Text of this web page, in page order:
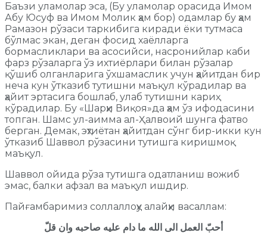
Баъзи уламолар эса, (Бу уламолар орасида Имом
Абу Юсуф ва Имом Молик ҳам бор) одамлар бу ҳам
Рамазон рўзаси таркибига киради ёки тутмаса
бўлмас экан, деган фосид хаёлларга
бормасликлари ва асосийси, насронийлар каби
фарз рўзаларга ўз ихтиёрлари билан рўзалар
қўшиб олганларига ўхшамаслик учун ҳайитдан бир
неча кун ўтказиб тутишни маъқул кўрадилар ва
ҳайит эртасига бошлаб, улаб тутишни кариҳ
кўрадилар. Бу «Шарҳи Виқоя»да ҳам ўз ифодасини
топган. Шамс ул-аимма ал-Ҳалвоий шунга фатво
берган. Демак, эҳтиётан ҳайитдан сўнг бир-икки кун
ўтказиб Шаввол рўзасини тутишга киришмоқ
маъқул.
Шаввол ойида рўза тутишга одатланиш вожиб
эмас, балки афзал ва маъқул ишдир.
Пайғамбаримиз соллаллоҳу алайҳи васаллам:
أحبّ العمل الى الله ما دام عليه صاحبه وان قلّ